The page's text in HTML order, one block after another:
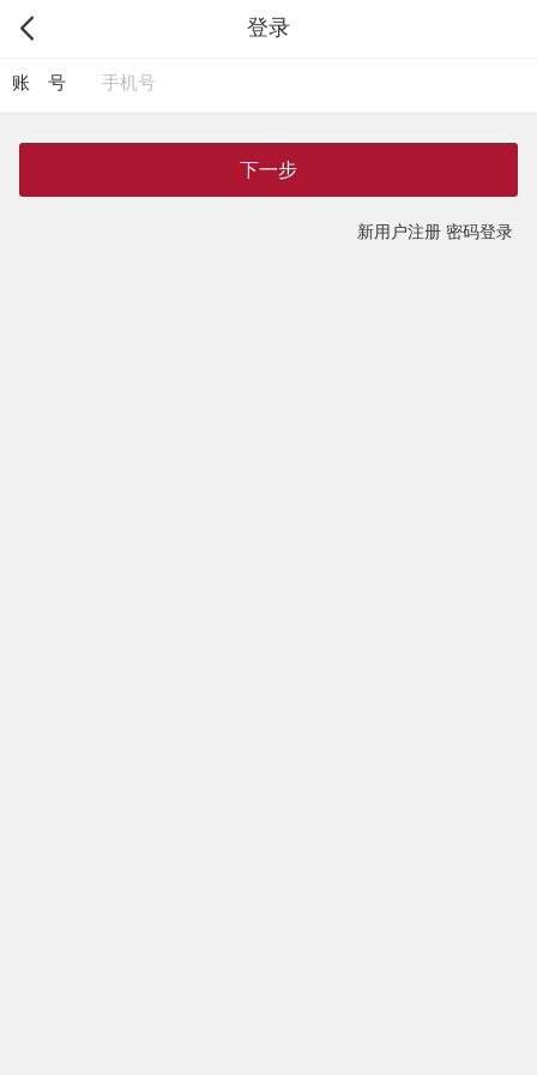
登录
账 号
下一步
新用户注册 密码登录